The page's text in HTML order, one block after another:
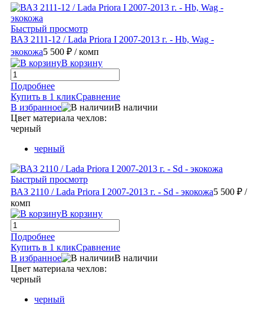
Быстрый просмотр
ВАЗ 2111-12 / Lada Priora I 2007-2013 г. - Hb, Wag -
экокожа5 500 ₽ / комп
В корзину
Подробнее
Купить в 1 кликСравнение
В избранное
В наличии
Цвет материала чехлов:
черный
черный
Быстрый просмотр
ВАЗ 2110 / Lada Priora I 2007-2013 г. - Sd - экокожа5 500 ₽ /
комп
В корзину
Подробнее
Купить в 1 кликСравнение
В избранное
В наличии
Цвет материала чехлов:
черный
черный